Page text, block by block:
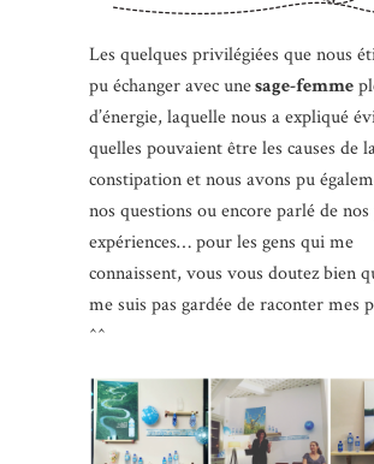
Les quelques privilégiées que nous
pu échanger avec unesage-femme
d’énergie, laquelle nous a expliqué
quelles pouvaient être les causes de
constipation et nous avons pu
nos questions ou encore parlé de
expériences… pour les gens qui me
connaissent, vous vous doutez bien
me suis pas gardée de raconter mes
^^